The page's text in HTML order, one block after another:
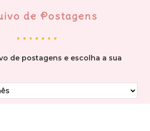
de Postagens
de postagens e escolha a sua